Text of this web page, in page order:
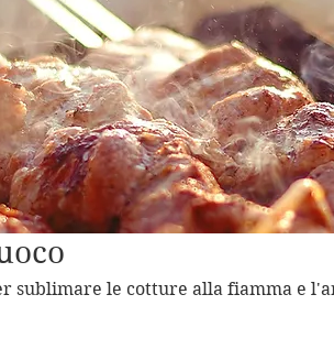
sublimare le cotture alla fiamma e